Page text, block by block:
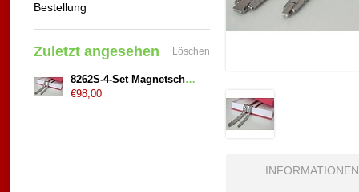
INFORMATIONEN
Bestellung
Zuletzt angesehen Löschen
8262S-4-Set Magnetschmuck Armbänder als Partner Set
€98,00